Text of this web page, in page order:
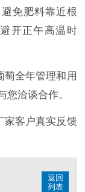
免肥料靠近根
开正午高温时
萄全年管理和用
您洽谈合作。
家客户真实反馈
返回
列表